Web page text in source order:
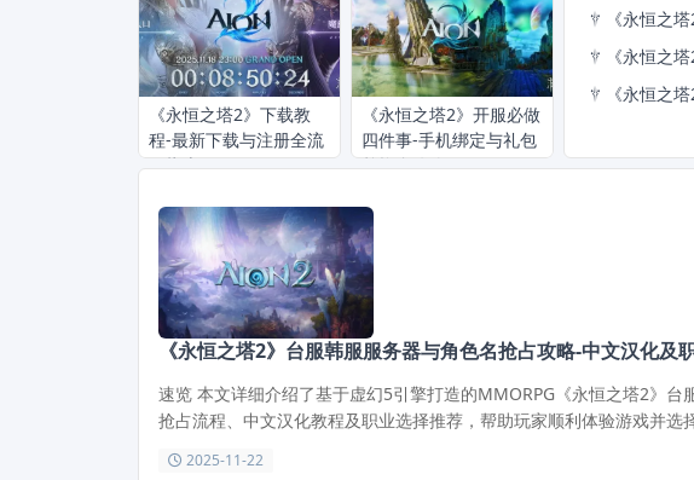
《永恒之塔2》下载教
程-最新下载与注册全流
程指南
《永恒之塔2》开服必做
四件事-手机绑定与礼包
兑换全攻略
《永恒之
《永恒之
《永恒之塔2》
《永恒之塔2》台服韩服服务器与角色名抢占攻略-中文汉化及
速览 本文详细介绍了基于虚幻5引擎打造的MMORPG《永恒之塔2》台
抢占流程、中文汉化教程及职业选择推荐，帮助玩家顺利体验游戏并选
2025-11-22